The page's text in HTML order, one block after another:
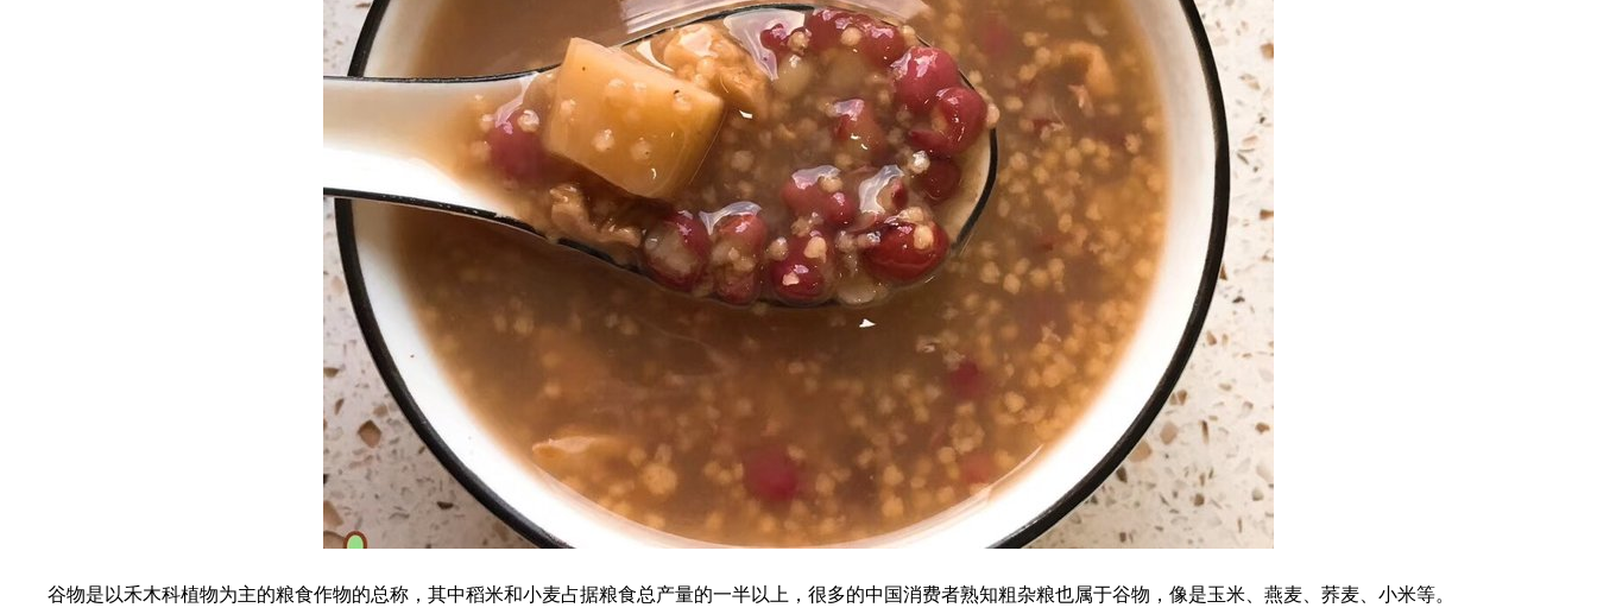
谷物是以禾木科植物为主的粮食作物的总称，其中稻米和小麦占据粮食总产量的一半以上，很多的中国消费者熟知粗杂粮也属于谷物，像是玉米、燕麦、荞麦、小米等。